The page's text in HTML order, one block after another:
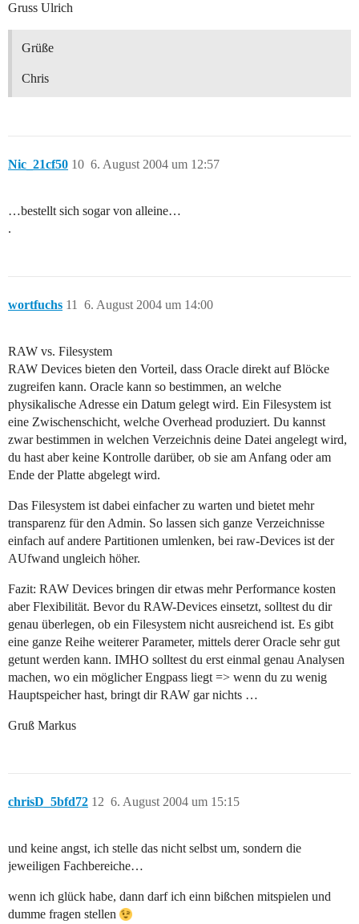
Gruss Ulrich
Grüße
Chris
Nic_21cf50 6. August 2004 um 12:57
10
…bestellt sich sogar von alleine…
.
wortfuchs 6. August 2004 um 14:00
11
RAW vs. Filesystem
RAW Devices bieten den Vorteil, dass Oracle direkt auf Blöcke
zugreifen kann. Oracle kann so bestimmen, an welche
physikalische Adresse ein Datum gelegt wird. Ein Filesystem ist
eine Zwischenschicht, welche Overhead produziert. Du kannst
zwar bestimmen in welchen Verzeichnis deine Datei angelegt wird,
du hast aber keine Kontrolle darüber, ob sie am Anfang oder am
Ende der Platte abgelegt wird.
Das Filesystem ist dabei einfacher zu warten und bietet mehr
transparenz für den Admin. So lassen sich ganze Verzeichnisse
einfach auf andere Partitionen umlenken, bei raw-Devices ist der
AUfwand ungleich höher.
Fazit: RAW Devices bringen dir etwas mehr Performance kosten
aber Flexibilität. Bevor du RAW-Devices einsetzt, solltest du dir
genau überlegen, ob ein Filesystem nicht ausreichend ist. Es gibt
eine ganze Reihe weiterer Parameter, mittels derer Oracle sehr gut
getunt werden kann. IMHO solltest du erst einmal genau Analysen
machen, wo ein möglicher Engpass liegt => wenn du zu wenig
Hauptspeicher hast, bringt dir RAW gar nichts …
Gruß Markus
chrisD_5bfd72 6. August 2004 um 15:15
12
und keine angst, ich stelle das nicht selbst um, sondern die
jeweiligen Fachbereiche…
wenn ich glück habe, dann darf ich einn bißchen mitspielen und
dumme fragen stellen